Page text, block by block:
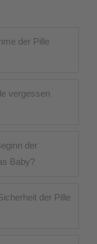
der Pille
vergessen
der
Baby?
der Pille